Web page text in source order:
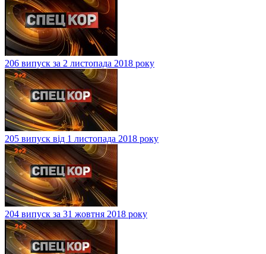
206 випуск за 2 листопада 2018 року
205 випуск від 1 листопада 2018 року
204 випуск за 31 жовтня 2018 року